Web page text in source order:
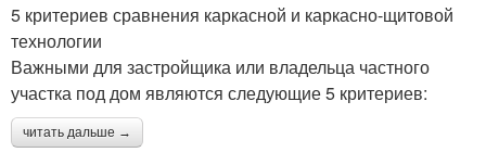
5 критериев сравнения каркасной и каркасно-щитовой
технологии
Важными для застройщика или владельца частного
участка под дом являются следующие 5 критериев:
читать дальше →